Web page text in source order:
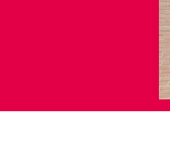
Alicantinas e Tende a Stringhe